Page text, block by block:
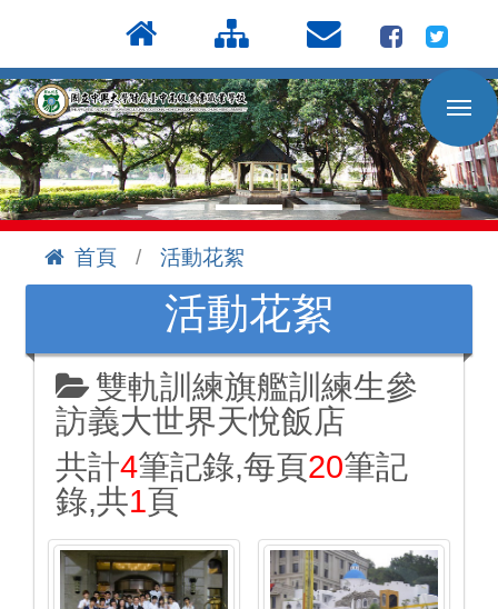
到
主
要
內
容
區
首頁
活動花絮
活動花絮
雙軌訓練旗艦訓練生參
訪義大世界天悅飯店
共計4筆記錄,每頁20筆記
錄,共1頁